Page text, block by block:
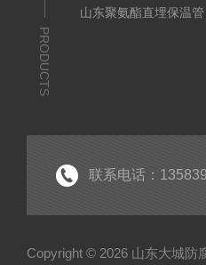
PRODUCTS
山东聚氨酯直埋保温管
联系电话：
Copyright © 2026 山东大城